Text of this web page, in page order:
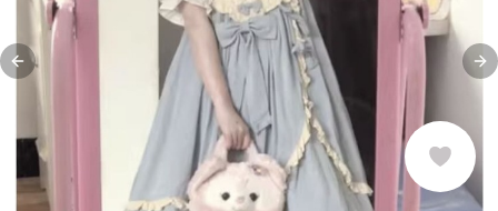
Previous slide